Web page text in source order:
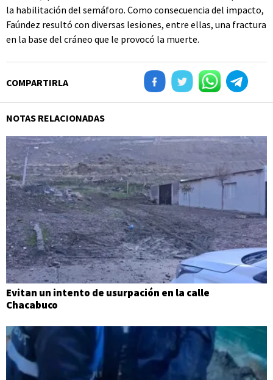
la habilitación del semáforo. Como consecuencia del impacto,
Faúndez resultó con diversas lesiones, entre ellas, una fractura
en la base del cráneo que le provocó la muerte.
COMPARTIRLA
NOTAS RELACIONADAS
Evitan un intento de usurpación en la calle
Chacabuco